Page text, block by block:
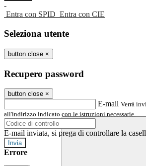
-
Entra con SPID Entra con CIE
Seleziona utente
button close ×
Recupero password
button close ×
E-mail Verrà
all'indirizzo indicato con le istruzioni necessarie.
E-mail inviata, si prega di controllare la
Errore